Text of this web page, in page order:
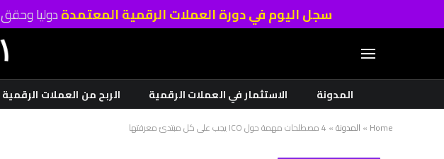
سجل اليوم في دورة العملات الرقمية المعتمدةدوليا وحقق
المدونة
الاستثمار في العملات الرقمية الربح من العملات الرقمية
Home
» المدونة» 4 مصطلحات مهمة حول ICO يجب على كل مبتدئ معرفتها